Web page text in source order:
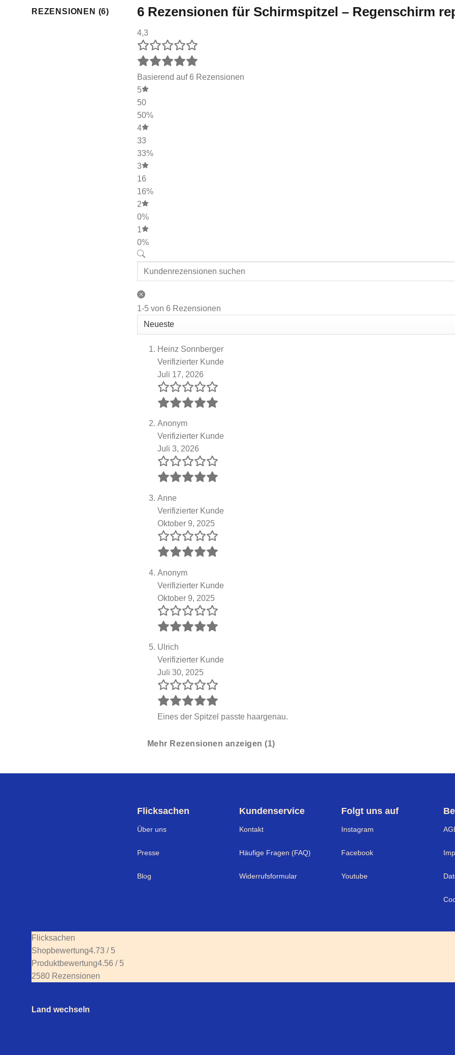
REZENSIONEN (6) 6 Rezensionen für Schirmspitzel – Regenschirm
4,3
Basierend auf 6 Rezensionen
5
50
50%
4
33
33%
3
16
16%
2
0%
1
0%
1-5 von 6 Rezensionen
Heinz Sonnberger
Verifizierter Kunde
Juli 17, 2026
Anonym
Verifizierter Kunde
Juli 3, 2026
Anne
Verifizierter Kunde
Oktober 9, 2025
Anonym
Verifizierter Kunde
Oktober 9, 2025
Ulrich
Verifizierter Kunde
Juli 30, 2025
Eines der Spitzel passte haargenau.
Mehr Rezensionen anzeigen (1)
Flicksachen
Über uns
Presse
Blog
Kundenservice
Kontakt
Häufige Fragen (FAQ)
Widerrufsformular
Folgt uns auf
Instagram
Facebook
Youtube
Flicksachen
Shopbewertung4.73 / 5
Produktbewertung4.56 / 5
2580 Rezensionen
Land wechseln